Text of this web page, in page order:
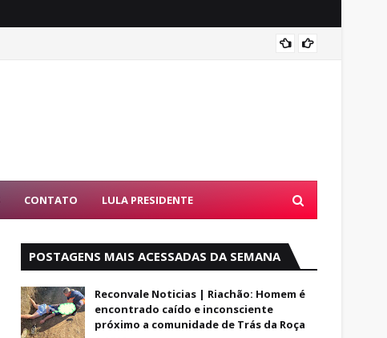
CONTATO LULA PRESIDENTE
POSTAGENS MAIS ACESSADAS DA SEMANA
Reconvale Noticias | Riachão: Homem é
encontrado caído e inconsciente
próximo a comunidade de Trás da Roça